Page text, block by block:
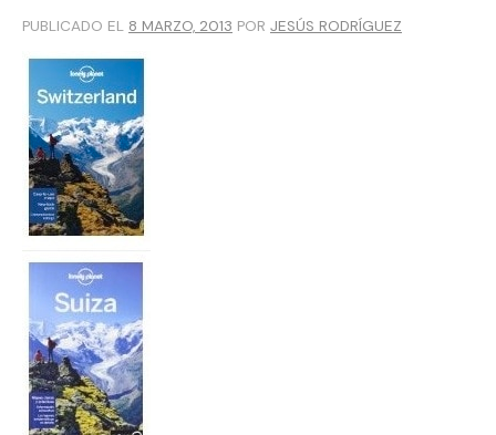
PUBLICADO EL 8 MARZO, 2013 POR JESÚS RODRÍGUEZ